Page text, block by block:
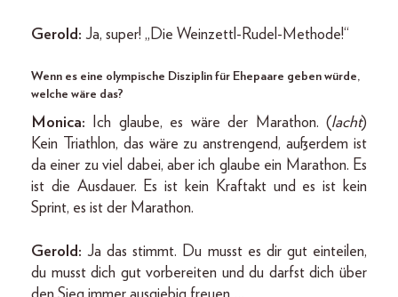
Gerold: Ja, super! „Die Weinzettl-Rudel-Methode!“
Wenn es eine olympische Disziplin für Ehepaare geben würde,
welche wäre das?
Monica: Ich glaube, es wäre der Marathon. (lacht)
Kein Triathlon, das wäre zu anstrengend, außerdem ist
da einer zu viel dabei, aber ich glaube ein Marathon. Es
ist die Ausdauer. Es ist kein Kraftakt und es ist kein
Sprint, es ist der Marathon.
Gerold: Ja das stimmt. Du musst es dir gut einteilen,
du musst dich gut vorbereiten und du darfst dich über